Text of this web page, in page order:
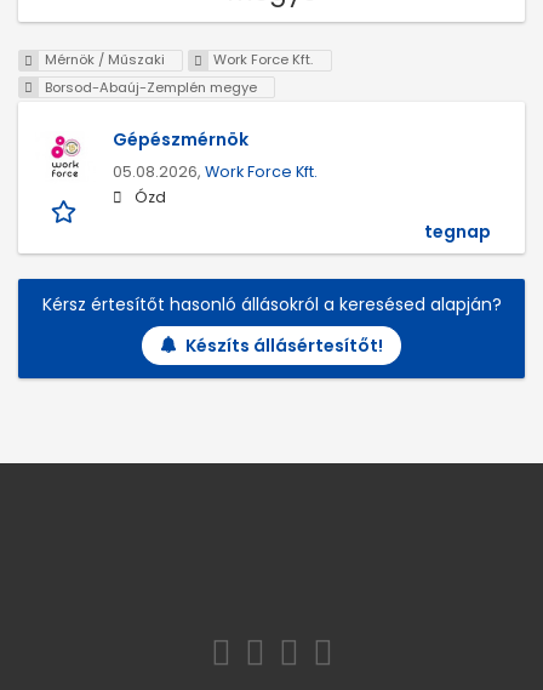
Mérnök / Műszaki
Work Force Kft.
Borsod-Abaúj-Zemplén megye
Gépészmérnök
05.08.2026, Work Force Kft.
Ózd
tegnap
Kérsz értesítőt hasonló állásokról a keresésed alapján?
Készíts állásértesítőt!